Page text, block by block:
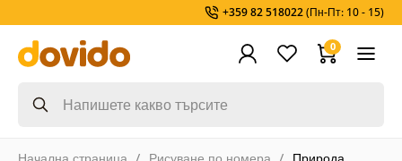
+359 82 518022(Пн-Пт: 10 - 15)
0